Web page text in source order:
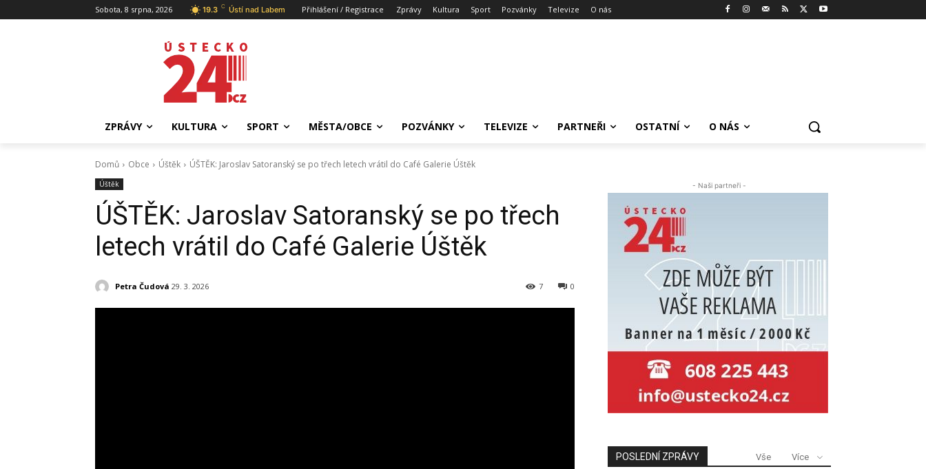
Sobota, 8 srpna, 2026 19.3 C Ústí nad Labem Přihlášení / Registrace Zprávy Kultura Sport Pozvánky Televize O nás
ZPRÁVY KULTURA SPORT MĚSTA/OBCE POZVÁNKY TELEVIZE PARTNEŘI OSTATNÍ O NÁS
Domů Obce Úštěk ÚŠTĚK: Jaroslav Satoranský se po třech letech vrátil do Café Galerie Úštěk
Úštěk
ÚŠTĚK: Jaroslav Satoranský se po třech
letech vrátil do Café Galerie Úštěk
Petra Čudová 29. 3. 2026 0
7
- Naši partneři -
POSLEDNÍ ZPRÁVY Vše Více